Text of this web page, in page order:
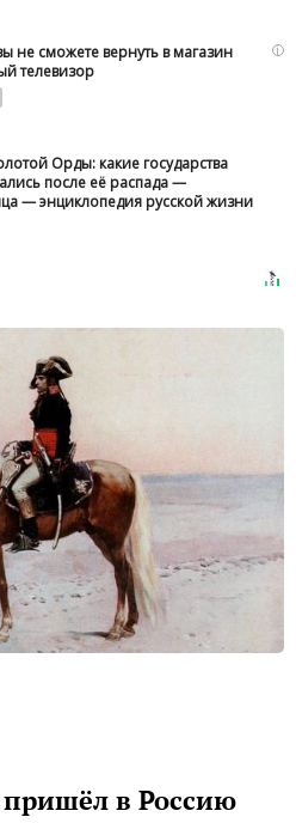
i
не сможете вернуть в магазин
телевизор
Орды: какие государства
после её распада —
— энциклопедия русской жизни
в Россию